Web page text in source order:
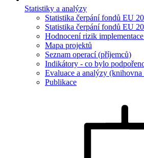
Statistiky a analýzy
Statistika čerpání fondů EU
Statistika čerpání fondů EU
Hodnocení rizik
Mapa projektů
Seznam operací (příjemců)
Indikátory - co bylo
Evaluace a analýzy (knihovna
Publikace